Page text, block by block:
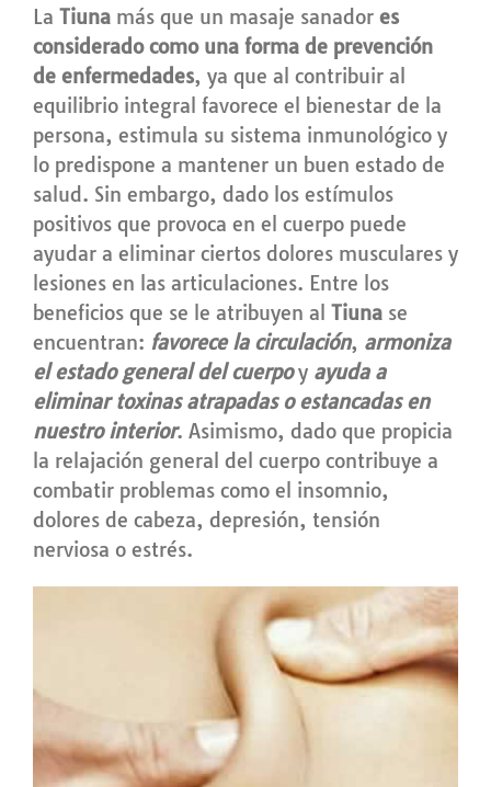
La Tiuna más que un masaje sanador es
considerado como una forma de prevención
de enfermedades, ya que al contribuir al
equilibrio integral favorece el bienestar de la
persona, estimula su sistema inmunológico y
lo predispone a mantener un buen estado de
salud. Sin embargo, dado los estímulos
positivos que provoca en el cuerpo puede
ayudar a eliminar ciertos dolores musculares y
lesiones en las articulaciones. Entre los
beneficios que se le atribuyen al Tiuna se
encuentran: favorece la circulación, armoniza
el estado general del cuerpoy ayuda a
eliminar toxinas atrapadas o estancadas en
nuestro interior. Asimismo, dado que propicia
la relajación general del cuerpo contribuye a
combatir problemas como el insomnio,
dolores de cabeza, depresión, tensión
nerviosa o estrés.